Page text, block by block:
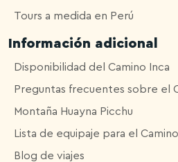
Tours a medida en Perú
Información adicional
Disponibilidad del Camino Inca
Preguntas frecuentes sobre el
Montaña Huayna Picchu
Lista de equipaje para el
Blog de viajes